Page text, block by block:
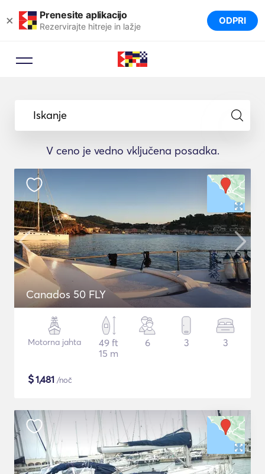
× Prenesite aplikacijo
Rezervirajte hitreje in lažje ODPRI
Iskanje
V ceno je vedno vključena posadka.
Canados 50 FLY
Motorna jahta
49 ft
15 m
6 3 3
$1,481 /noč